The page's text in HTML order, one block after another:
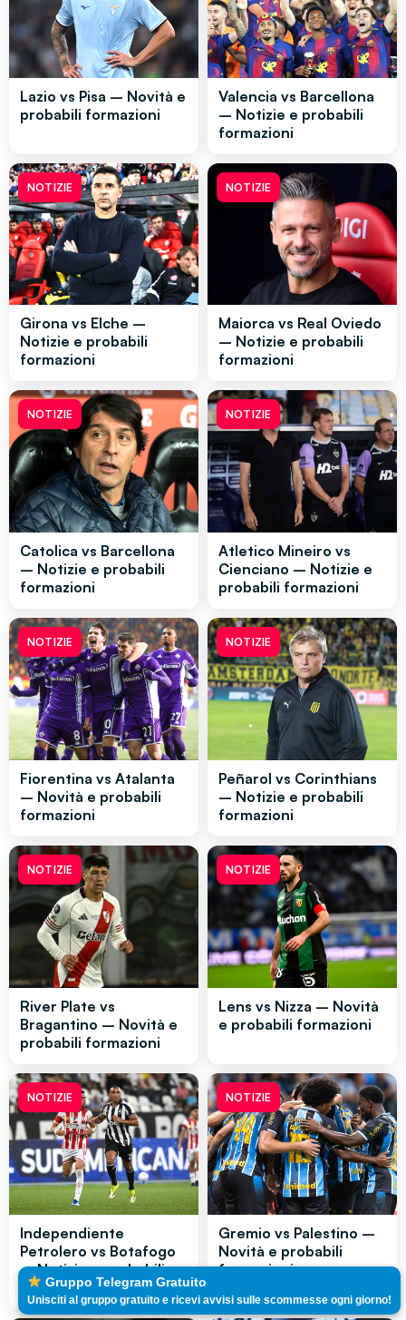
Lazio vs Pisa – Novità e
probabili formazioni
Valencia vs Barcellona
– Notizie e probabili
formazioni
NOTIZIE
Girona vs Elche –
Notizie e probabili
formazioni
NOTIZIE
Maiorca vs Real Oviedo
– Notizie e probabili
formazioni
NOTIZIE
Catolica vs Barcellona
– Notizie e probabili
formazioni
NOTIZIE
Atletico Mineiro vs
Cienciano – Notizie e
probabili formazioni
NOTIZIE
Fiorentina vs Atalanta
– Novità e probabili
formazioni
NOTIZIE
Peñarol vs Corinthians
– Notizie e probabili
formazioni
NOTIZIE
River Plate vs
Bragantino – Novità e
probabili formazioni
NOTIZIE
Lens vs Nizza – Novità
e probabili formazioni
NOTIZIE
Independiente
Petrolero vs Botafogo
– Notizie e probabili
formazioni
NOTIZIE
Gremio vs Palestino –
Novità e probabili
formazioni
Gruppo Telegram Gratuito
Unisciti al gruppo gratuito e ricevi avvisi sulle scommesse ogni giorno!